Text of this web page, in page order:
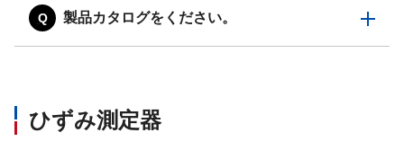
製品カタログをください。
ひずみ測定器